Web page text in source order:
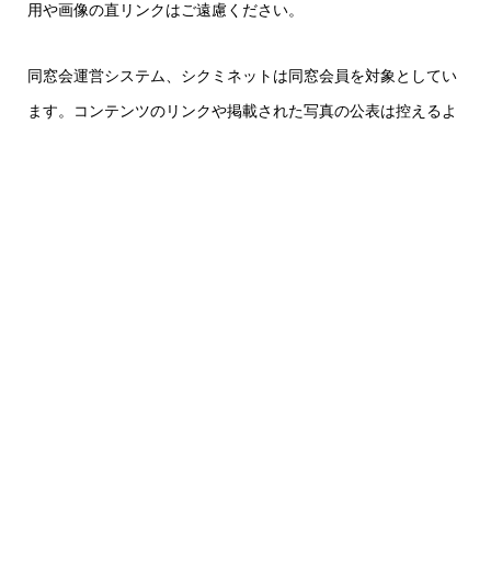
用や画像の直リンクはご遠慮ください。
同窓会運営システム、シクミネットは同窓会員を対象としてい
ます。コンテンツのリンクや掲載された写真の公表は控えるよ